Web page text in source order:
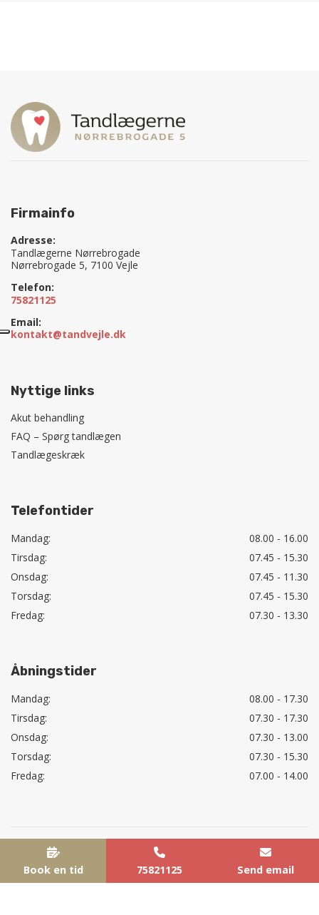
Firmainfo
Adresse:
Tandlægerne Nørrebrogade
Nørrebrogade 5, 7100 Vejle
Telefon:
75821125
Email:
kontakt@tandvejle.dk
Nyttige links
Akut behandling
FAQ – Spørg tandlægen
Tandlægeskræk
Telefontider
Mandag:
08.00 - 16.00
Tirsdag:
07.45 - 15.30
Onsdag:
07.45 - 11.30
Torsdag:
07.45 - 15.30
Fredag:
07.30 - 13.30
Åbningstider
Mandag:
08.00 - 17.30
Tirsdag:
07.30 - 17.30
Onsdag:
07.30 - 13.00
Torsdag:
07.30 - 15.30
Fredag:
07.00 - 14.00
Find vej og parkering
Cookie Policy (EU)
Book en tid
75821125 Send email
Copyright © 2026 - Tandlægerne Nørrebrogade
Privatlivspolitik| Cookiepolitik